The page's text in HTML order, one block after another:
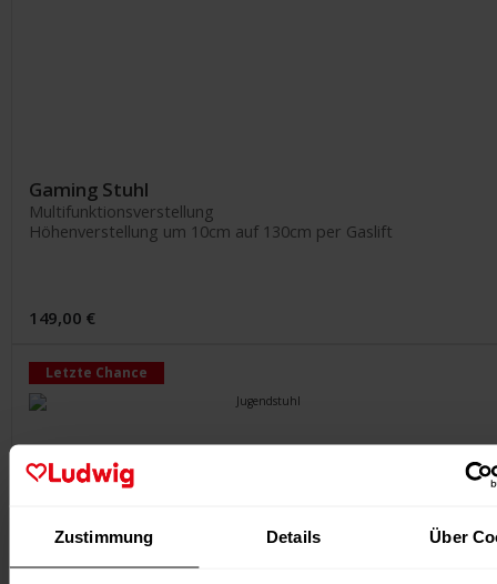
Zustimmung Details Über
Gaming Stuhl
Multifunktionsverstellung
Höhenverstellung um 10cm auf 130cm per Gaslift
149,00 €
Letzte Chance